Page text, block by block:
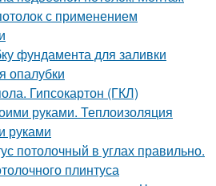
с применением
фундамента для заливки
опалубки
Гипсокартон (ГКЛ)
руками. Теплоизоляция
руками
потолочный в углах правильно.
плинтуса